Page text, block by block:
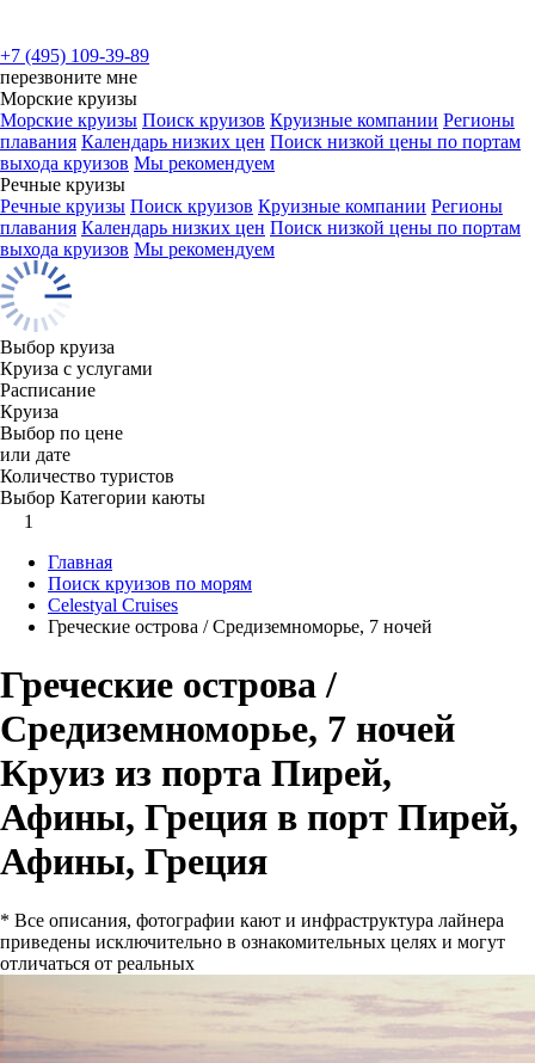
+7 (495) 109-39-89
перезвоните мне
Морские круизы
Морские круизы Поиск круизов Круизные компании Регионы
плавания Календарь низких цен Поиск низкой цены по портам
выхода круизов Мы рекомендуем
Речные круизы
Речные круизы Поиск круизов Круизные компании Регионы
плавания Календарь низких цен Поиск низкой цены по портам
выхода круизов Мы рекомендуем
Выбор круиза
Круиза с услугами
Расписание
Круиза
Выбор по цене
или дате
Количество туристов
Выбор Категории каюты
1
Главная
Поиск круизов по морям
Celestyal Cruises
Греческие острова / Средиземноморье, 7 ночей
Греческие острова /
Средиземноморье, 7 ночей
Круиз из порта Пирей,
Афины, Греция в порт Пирей,
Афины, Греция
* Все описания, фотографии кают и инфраструктура лайнера
приведены исключительно в ознакомительных целях и могут
отличаться от реальных